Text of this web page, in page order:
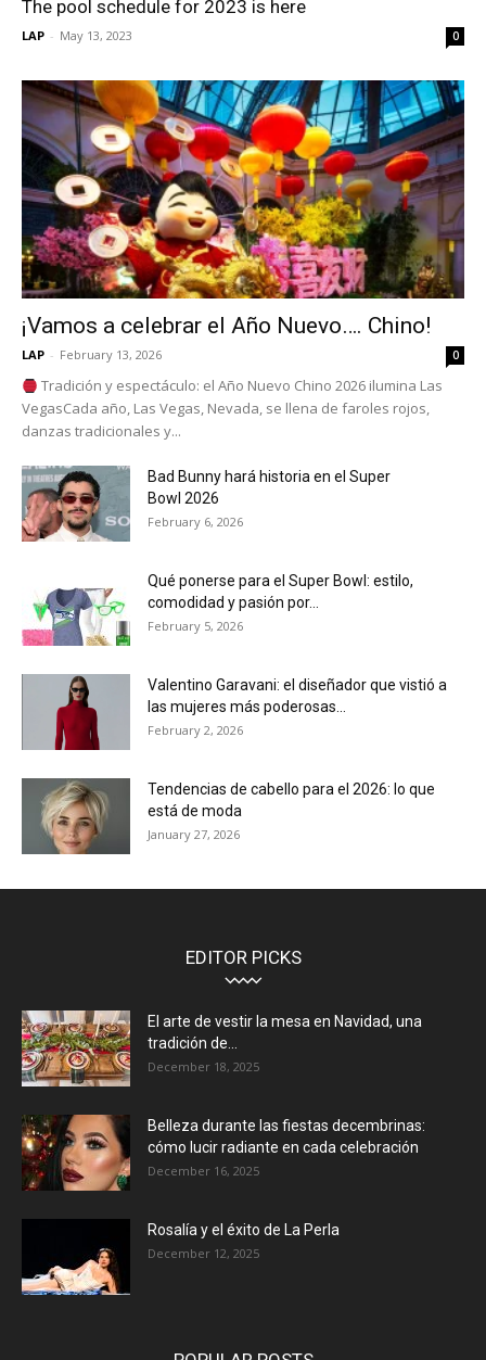
The pool schedule for 2023 is here
LAP - May 13, 2023 0
¡Vamos a celebrar el Año Nuevo…. Chino!
LAP - February 13, 2026 0
Tradición y espectáculo: el Año Nuevo Chino 2026 ilumina Las
VegasCada año, Las Vegas, Nevada, se llena de faroles rojos,
danzas tradicionales y...
Bad Bunny hará historia en el Super
Bowl 2026
February 6, 2026
Qué ponerse para el Super Bowl: estilo,
comodidad y pasión por...
February 5, 2026
Valentino Garavani: el diseñador que vistió a
las mujeres más poderosas...
February 2, 2026
Tendencias de cabello para el 2026: lo que
está de moda
January 27, 2026
EDITOR PICKS
El arte de vestir la mesa en Navidad, una
tradición de...
December 18, 2025
Belleza durante las fiestas decembrinas:
cómo lucir radiante en cada celebración
December 16, 2025
Rosalía y el éxito de La Perla
December 12, 2025